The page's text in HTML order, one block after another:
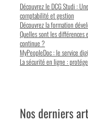
Découvrez le DCG Studi :
comptabilité et gestion
Découvrez la formation
Quelles sont les
continue ?
MyPeopleDoc : le service
La sécurité en ligne :
Nos derniers